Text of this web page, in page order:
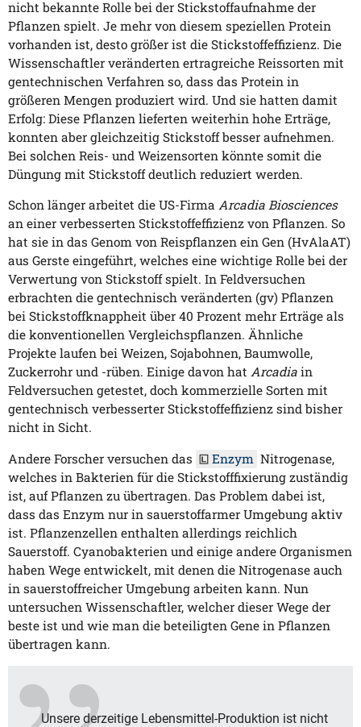
nicht bekannte Rolle bei der Stickstoffaufnahme der
Pflanzen spielt. Je mehr von diesem speziellen Protein
vorhanden ist, desto größer ist die Stickstoffeffizienz. Die
Wissenschaftler veränderten ertragreiche Reissorten mit
gentechnischen Verfahren so, dass das Protein in
größeren Mengen produziert wird. Und sie hatten damit
Erfolg: Diese Pflanzen lieferten weiterhin hohe Erträge,
konnten aber gleichzeitig Stickstoff besser aufnehmen.
Bei solchen Reis- und Weizensorten könnte somit die
Düngung mit Stickstoff deutlich reduziert werden.
Schon länger arbeitet die US-Firma Arcadia Biosciences
an einer verbesserten Stickstoffeffizienz von Pflanzen. So
hat sie in das Genom von Reispflanzen ein Gen (HvAlaAT)
aus Gerste eingeführt, welches eine wichtige Rolle bei der
Verwertung von Stickstoff spielt. In Feldversuchen
erbrachten die gentechnisch veränderten (gv) Pflanzen
bei Stickstoffknappheit über 40 Prozent mehr Erträge als
die konventionellen Vergleichspflanzen. Ähnliche
Projekte laufen bei Weizen, Sojabohnen, Baumwolle,
Zuckerrohr und -rüben. Einige davon hat Arcadia in
Feldversuchen getestet, doch kommerzielle Sorten mit
gentechnisch verbesserter Stickstoffeffizienz sind bisher
nicht in Sicht.
Andere Forscher versuchen das
Enzym Nitrogenase,
welches in Bakterien für die Stickstofffixierung zuständig
ist, auf Pflanzen zu übertragen. Das Problem dabei ist,
dass das Enzym nur in sauerstoffarmer Umgebung aktiv
ist. Pflanzenzellen enthalten allerdings reichlich
Sauerstoff. Cyanobakterien und einige andere Organismen
haben Wege entwickelt, mit denen die Nitrogenase auch
in sauerstoffreicher Umgebung arbeiten kann. Nun
untersuchen Wissenschaftler, welcher dieser Wege der
beste ist und wie man die beteiligten Gene in Pflanzen
übertragen kann.
Unsere derzeitige Lebensmittel-Produktion ist nicht